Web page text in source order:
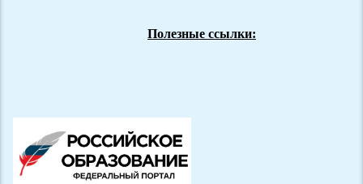
Полезные ссылки: